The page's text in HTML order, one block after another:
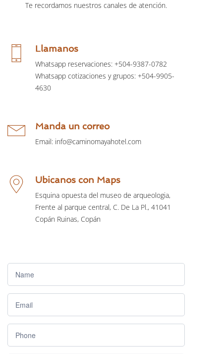
Te recordamos nuestros canales de atención.
Llamanos
Whatsapp reservaciones: +504-9387-0782
Whatsapp cotizaciones y grupos: +504-9905-
Manda un correo
Ubicanos con Maps
Esquina opuesta del museo de arqueologia,
Frente al parque central, C. De La Pl., 41041
Copán Ruinas, Copán